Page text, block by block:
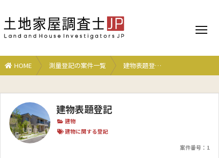
HOME 測量登記の案件一覧 建物表題登…
建物表題登記
建物
建物に関する登記
案件番号： 1